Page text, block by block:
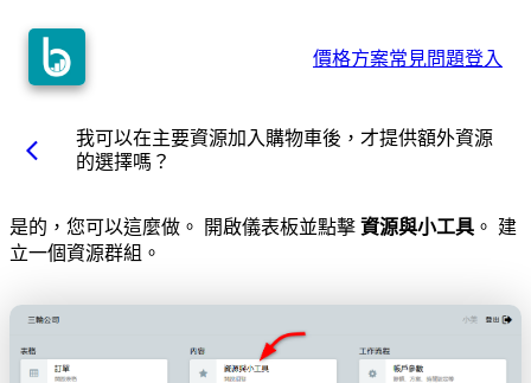
價格方案常見問題登入
arrow_back_ios
我可以在主要資源加入購物車後，才提供額外資源
的選擇嗎？
是的，您可以這麼做。 開啟儀表板並點擊 資源與小工具 。 建
立一個資源群組。